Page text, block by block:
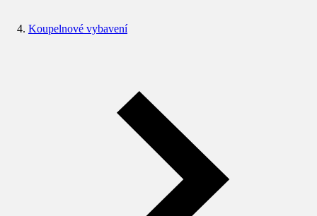
Koupelnové vybavení